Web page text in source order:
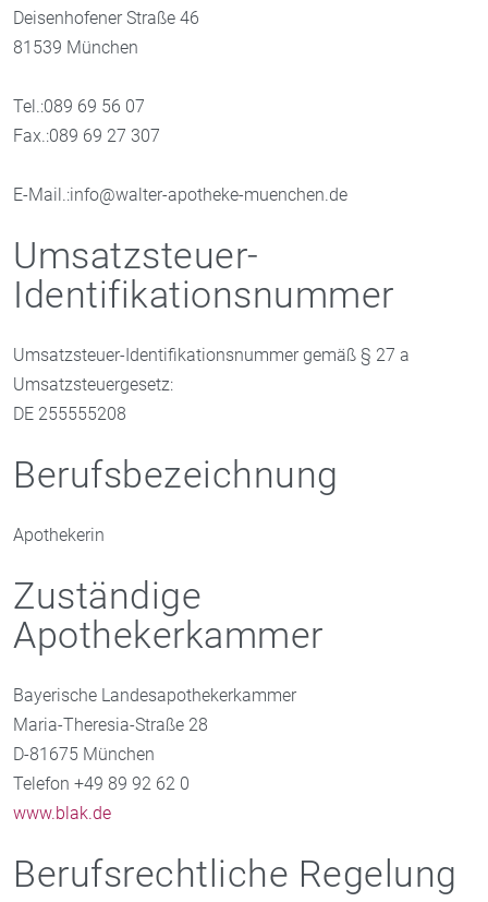
Deisenhofener Straße 46
81539 München
Tel.:089 69 56 07
Fax.:089 69 27 307
E-Mail.:info@walter-apotheke-muenchen.de
Umsatzsteuer-
Identifikationsnummer
Umsatzsteuer-Identifikationsnummer gemäß § 27 a
Umsatzsteuergesetz:
DE 255555208
Berufsbezeichnung
Apothekerin
Zuständige
Apothekerkammer
Bayerische Landesapothekerkammer
Maria-Theresia-Straße 28
D-81675 München
Telefon +49 89 92 62 0
www.blak.de
Berufsrechtliche Regelung